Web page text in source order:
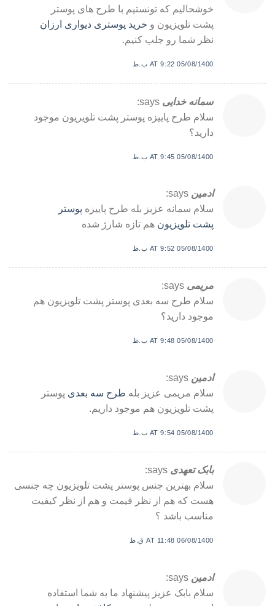
خوشحالیم که تونستیم با طرح های پوستر
پشت تلویزیون و خرید پوستری دیواری ارزان
نظر شما رو جلب کنیم.
05/08/1400 AT 9:22 ب.ظ
سمانه خدایی says:
سلام طرح پاییزه پوستر پشت تلویریون موجود
دارید؟
05/08/1400 AT 9:45 ب.ظ
ادمین says:
سلام سمانه عزیز بله طرح پاییزه پوستر
پشت تلویزیون هم تازه شارژ شده
05/08/1400 AT 9:52 ب.ظ
مریمی says:
سلام طرح سه بعدی پوستر پشت تلویزیون هم
موجود دارید؟
05/08/1400 AT 9:48 ب.ظ
ادمین says:
سلام مریمی عزیز بله طرح سه بعدی پوستر
پشت تلویزیون هم موجود داریم.
05/08/1400 AT 9:54 ب.ظ
بابک تعهدی says:
سلام بهترین جنس پوستر پشت تلویزیون چه جنسی
هست که هم از نظر قیمت و هم از نظر کیفیت
مناسب باشد ؟
06/08/1400 AT 11:48 ق.ظ
ادمین says:
سلام بابک عزیز پیشنهاد ما به شما استفاده